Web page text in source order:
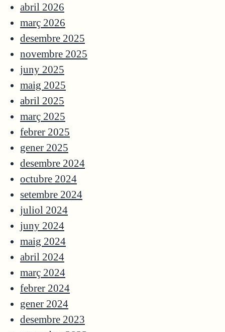
abril 2026
març 2026
desembre 2025
novembre 2025
juny 2025
maig 2025
abril 2025
març 2025
febrer 2025
gener 2025
desembre 2024
octubre 2024
setembre 2024
juliol 2024
juny 2024
maig 2024
abril 2024
març 2024
febrer 2024
gener 2024
desembre 2023